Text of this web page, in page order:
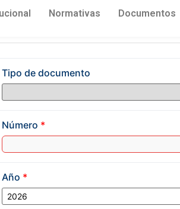
Normativas Documentos
Tipo de documento
Número *
Año *